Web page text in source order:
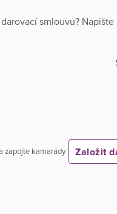
smlouvu?
zapojte kamarády
Založit